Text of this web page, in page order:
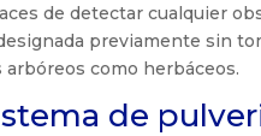
de detectar cualquier
previamente sin
como herbáceos.
de